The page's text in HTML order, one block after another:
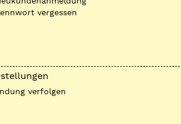
vergessen
verfolgen